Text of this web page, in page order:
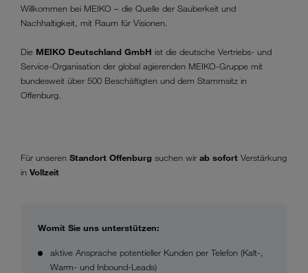
Willkommen bei MEIKO – die Quelle der Sauberkeit und
Nachhaltigkeit, mit Raum für Visionen.
Die MEIKO Deutschland GmbH ist die deutsche Vertriebs- und
Service-Organisation der global agierenden MEIKO-Gruppe mit
bundesweit über 500 Beschäftigten und dem Stammsitz in
Offenburg.
Für unseren Standort Offenburg suchen wir ab sofort Verstärkung
in Vollzeit
Womit Sie uns unterstützen:
aktive Ansprache potentieller Kunden per Telefon (Kalt-,
Warm- und Inbound-Leads)